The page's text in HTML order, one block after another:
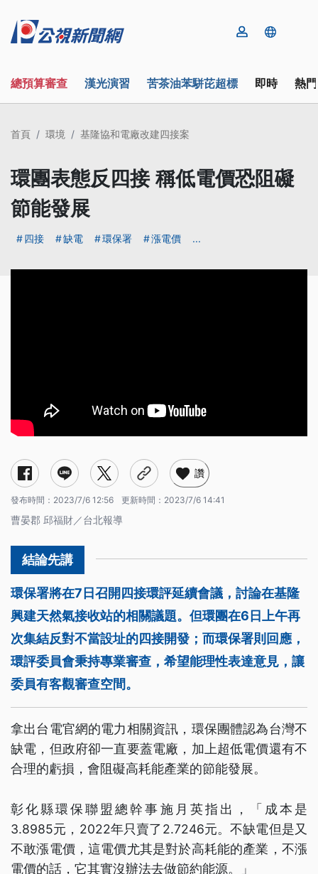
總預算審查 漢光演習 苦茶油苯駢芘超標 即時 熱
首頁 環境 基隆協和電廠改建四接案
環團表態反四接 稱低電價恐阻礙
節能發展
四接 缺電 環保署 漲電價 ...
讚
發布時間： 2023/7/6 12:56 更新時間： 2023/7/6 14:41
曹晏郡 邱福財／台北報導
環保署將在7日召開四接環評延續會議，討論在基隆
興建天然氣接收站的相關議題。但環團在6日上午再
次集結反對不當設址的四接開發；而環保署則回應，
環評委員會秉持專業審查，希望能理性表達意見，讓
委員有客觀審查空間。
拿出台電官網的電力相關資訊，環保團體認為台灣不
缺電，但政府卻一直要蓋電廠，加上超低電價還有不
合理的虧損，會阻礙高耗能產業的節能發展。
彰化縣環保聯盟總幹事施月英指出，「成本是
3.8985元，2022年只賣了2.7246元。不缺電但是又
不敢漲電價，這電價尤其是對於高耗能的產業，不漲
電價的話，它其實沒辦法去做節約能源。」